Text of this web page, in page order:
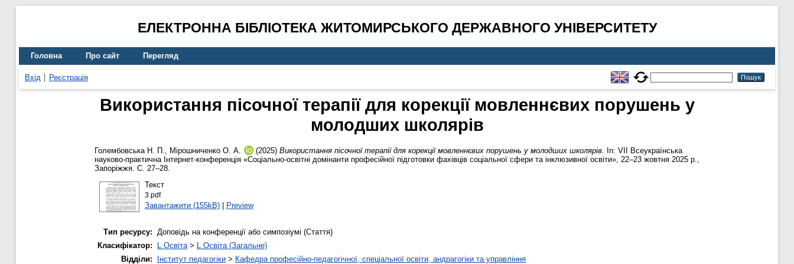
ЕЛЕКТРОННА БІБЛІОТЕКА ЖИТОМИРСЬКОГО ДЕРЖАВНОГО УНІВЕРСИТЕТУ
Головна Про сайт Перегляд
Вхід Реєстрація
Використання пісочної терапії для корекції мовленнєвих порушень у
молодших школярів
Голембовська Н. П., Мірошниченко О. А. (2025) Використання пісочної терапії для корекції мовленнєвих порушень у молодших школярів.
In: VІІ Всеукраїнська
науково-практична Інтернет-конференція «Соціально-освітні домінанти професійної підготовки фахівців соціальної сфери та інклюзивної освіти», 22–23 жовтня 2025 р.,
Запоріжжя. С. 27–28.
Текст
3.pdf
Завантажити (155kB)| Preview
Тип ресурсу: Доповідь на конференції або симпозіумі (Стаття)
Класифікатор:
L Освіта> L Освіта (Загальне)
Відділи:
Інститут педагогіки > Кафедра професійно-педагогічної, спеціальної освіти, андрагогіки та управління